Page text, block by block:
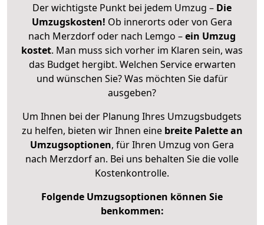
Der wichtigste Punkt bei jedem Umzug – Die
Umzugskosten! Ob innerorts oder von Gera
nach Merzdorf oder nach Lemgo –ein Umzug
kostet. Man muss sich vorher im Klaren sein, was
das Budget hergibt. Welchen Service erwarten
und wünschen Sie? Was möchten Sie dafür
ausgeben?
Um Ihnen bei der Planung Ihres Umzugsbudgets
zu helfen, bieten wir Ihnen eine breite Palette an
Umzugsoptionen, für Ihren Umzug von Gera
nach Merzdorf an. Bei uns behalten Sie die volle
Kostenkontrolle.
Folgende Umzugsoptionen können Sie
benkommen: